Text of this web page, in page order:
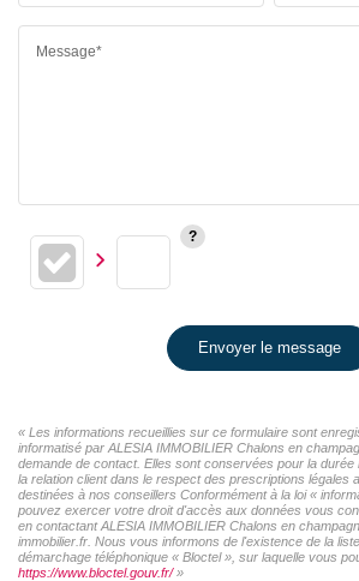
Message*
Envoyer le message
« Les informations recueillies sur ce formulaire sont
informatisé par ALESIA IMMOBILIER Chalons en
demande de contact. Elles sont conservées pour la
la relation client dans le respect des prescriptions légales
destinées à nos conseillers Conformément à la loi «
pouvez exercer votre droit d'accès aux données vous
en contactant ALESIA IMMOBILIER Chalons en
immobilier.fr. Nous vous informons de l'existence de la
démarchage téléphonique « Bloctel », sur laquelle vous
https://www.bloctel.gouv.fr/»